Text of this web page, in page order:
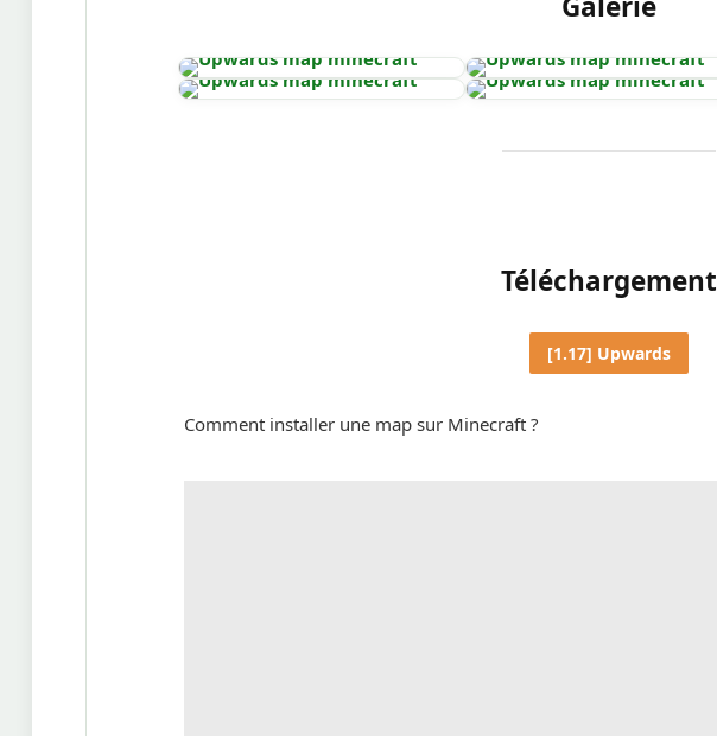
Téléchargement
[1.17] Upwards
Comment installer une map sur Minecraft ?